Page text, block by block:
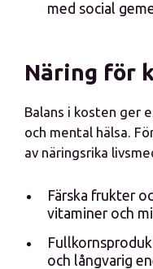
med social
Näring för
Balans i kosten ger
och mental hälsa.
av näringsrika
Färska frukter
vitaminer och
och långvarig